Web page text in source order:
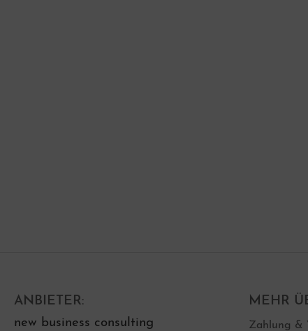
ANBIETER:
new business consulting
MEHR
Zahlung &